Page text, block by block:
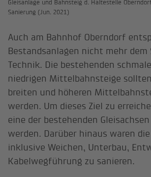
Gleisanlage und Bahnsteig d. Haltestelle
Sanierung (Jun. 2021)
Auch am Bahnhof Oberndorf
Bestandsanlagen nicht mehr dem
Technik. Die bestehenden
niedrigen Mittelbahnsteige
breiten und höheren
werden. Um dieses Ziel zu
eine der bestehenden
werden. Darüber hinaus waren
inklusive Weichen, Unterbau,
Kabelwegführung zu sanieren.